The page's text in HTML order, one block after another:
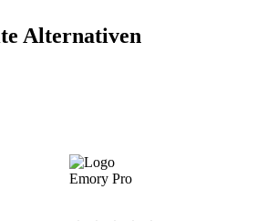
Alternativen
Emory Pro